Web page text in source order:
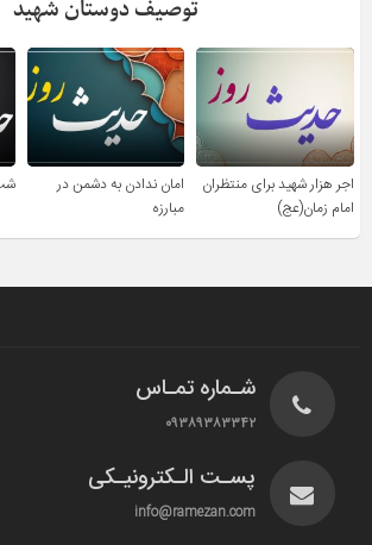
توصیف دوستان شهید
اجر هزار شهید برای منتظران
امام زمان(عج)
امان ندادن به دشمن در
مبارزه
شـماره تمـاس
۰۹۳۸۹۳۸۳۳۴۲
پسـت الـکترونیـکی
info@ramezan.com